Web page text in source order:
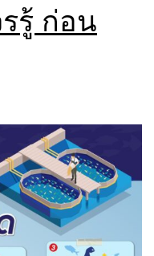
รู้ ก่อน